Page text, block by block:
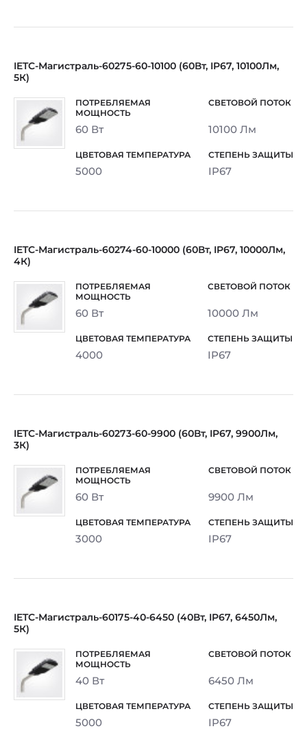
IETC-Магистраль-60275-60-10100 (60Вт, IP67, 10100Лм,
5К)
60 Вт 10100 Лм
5000 IP67
IETC-Магистраль-60274-60-10000 (60Вт, IP67, 10000Лм,
4К)
60 Вт 10000 Лм
4000 IP67
IETC-Магистраль-60273-60-9900 (60Вт, IP67, 9900Лм,
3К)
60 Вт 9900 Лм
3000 IP67
IETC-Магистраль-60175-40-6450 (40Вт, IP67, 6450Лм,
5К)
40 Вт 6450 Лм
5000 IP67